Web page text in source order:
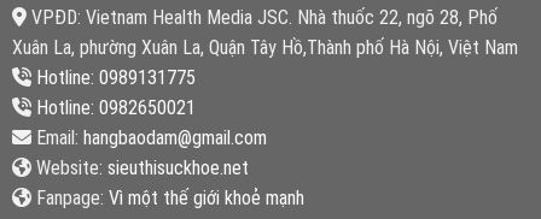
VPĐD: Vietnam Health Media JSC. Nhà thuốc 22, ngõ 28, Phố
Xuân La, phường Xuân La, Quận Tây Hồ,Thành phố Hà Nội, Việt Nam
Hotline: 0989131775
Hotline: 0982650021
Email: hangbaodam@gmail.com
Website: sieuthisuckhoe.net
Fanpage: Vì một thế giới khoẻ mạnh